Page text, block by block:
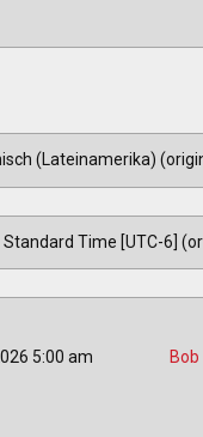
5:00 am